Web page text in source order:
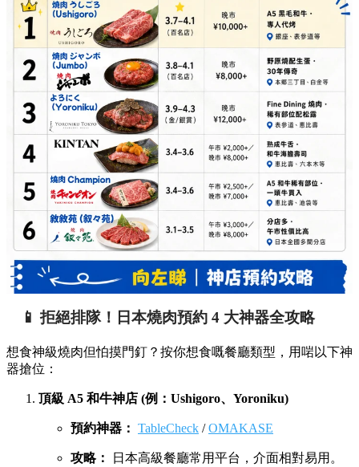
📱 拒絕排隊！日本燒肉預約 4 大神器全攻略
想食神級燒肉但怕摸門釘？按你想食嘅餐廳類型，用啱以下神
器搶位：
頂級 A5 和牛神店 (例：Ushigoro、Yoroniku)
預約神器： TableCheck /OMAKASE
攻略：
日本高級餐廳常用平台，介面相對易用。